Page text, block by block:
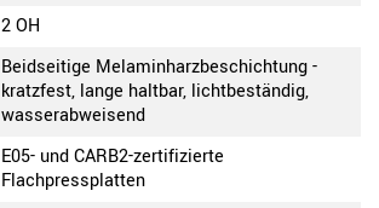
2 OH
Beidseitige Melaminharzbeschichtung -
kratzfest, lange haltbar, lichtbeständig,
wasserabweisend
E05- und CARB2-zertifizierte
Flachpressplatten